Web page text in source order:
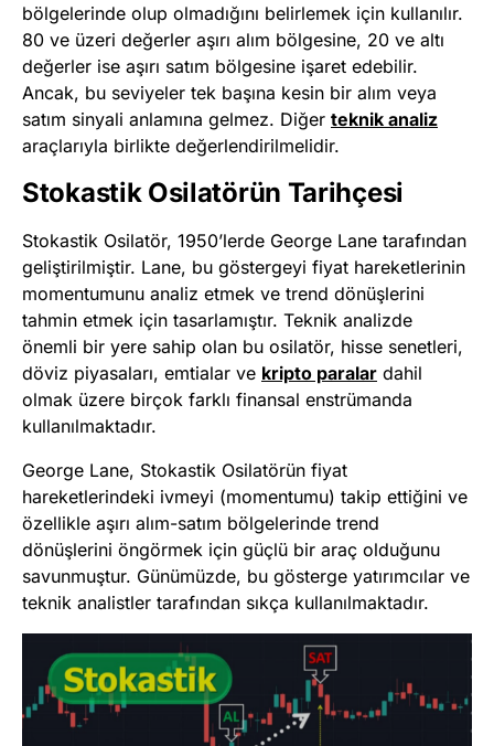
bölgelerinde olup olmadığını belirlemek için kullanılır.
80 ve üzeri değerler aşırı alım bölgesine, 20 ve altı
değerler ise aşırı satım bölgesine işaret edebilir.
Ancak, bu seviyeler tek başına kesin bir alım veya
satım sinyali anlamına gelmez. Diğer teknik analiz
araçlarıyla birlikte değerlendirilmelidir.
Stokastik Osilatörün Tarihçesi
Stokastik Osilatör, 1950’lerde George Lane tarafından
geliştirilmiştir. Lane, bu göstergeyi fiyat hareketlerinin
momentumunu analiz etmek ve trend dönüşlerini
tahmin etmek için tasarlamıştır. Teknik analizde
önemli bir yere sahip olan bu osilatör, hisse senetleri,
döviz piyasaları, emtialar ve kripto paralar dahil
olmak üzere birçok farklı finansal enstrümanda
kullanılmaktadır.
George Lane, Stokastik Osilatörün fiyat
hareketlerindeki ivmeyi (momentumu) takip ettiğini ve
özellikle aşırı alım-satım bölgelerinde trend
dönüşlerini öngörmek için güçlü bir araç olduğunu
savunmuştur. Günümüzde, bu gösterge yatırımcılar ve
teknik analistler tarafından sıkça kullanılmaktadır.